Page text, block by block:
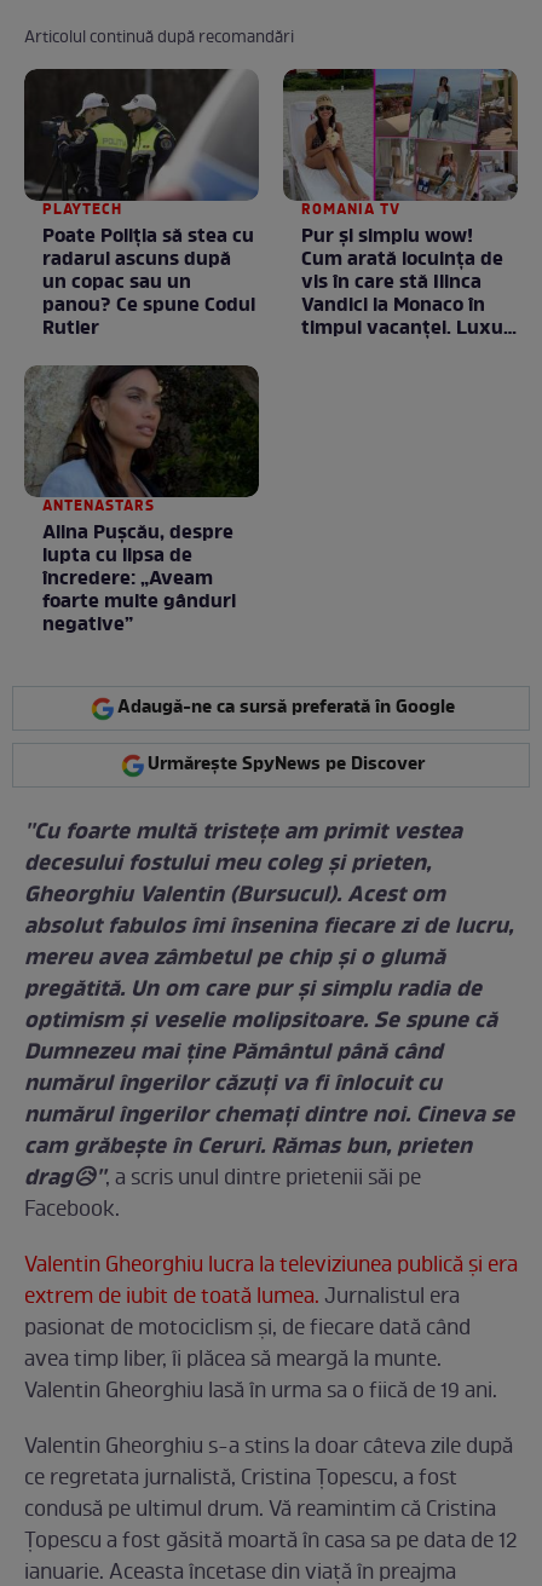
Articolul continuă după recomandări
PLAYTECH
Poate Poliția să stea cu
radarul ascuns după
un copac sau un
panou? Ce spune Codul
Rutier
ROMANIA TV
Pur și simplu wow!
Cum arată locuința de
vis în care stă Ilinca
Vandici la Monaco în
timpul vacanței. Luxul
ANTENASTARS
Alina Pușcău, despre
lupta cu lipsa de
încredere: „Aveam
foarte multe gânduri
negative”
Adaugă-ne ca sursă preferată în Google
Urmărește SpyNews pe Discover
''Cu foarte multă tristețe am primit vestea
decesului fostului meu coleg și prieten,
Gheorghiu Valentin (Bursucul). Acest om
absolut fabulos îmi însenina fiecare zi de lucru,
mereu avea zâmbetul pe chip și o glumă
pregătită. Un om care pur și simplu radia de
optimism și veselie molipsitoare. Se spune că
Dumnezeu mai ține Pământul până când
numărul îngerilor căzuți va fi înlocuit cu
numărul îngerilor chemați dintre noi. Cineva se
cam grăbește în Ceruri. Rămas bun, prieten
drag😥'', a scris unul dintre prietenii săi pe
Facebook.
Valentin Gheorghiu lucra la televiziunea publică şi era
extrem de iubit de toată lumea. Jurnalistul era
pasionat de motociclism şi, de fiecare dată când
avea timp liber, îi plăcea să meargă la munte.
Valentin Gheorghiu lasă în urma sa o fiică de 19 ani.
Valentin Gheorghiu s-a stins la doar câteva zile după
ce regretata jurnalistă, Cristina Ţopescu, a fost
condusă pe ultimul drum. Vă reamintim că Cristina
Ţopescu a fost găsită moartă în casa sa pe data de 12
ianuarie. Aceasta încetase din viaţă în preajma